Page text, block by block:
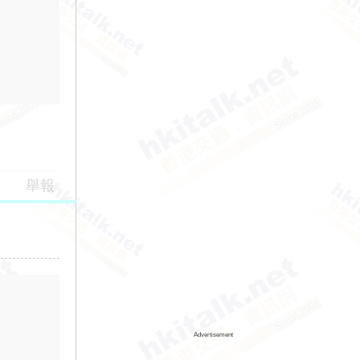
舉報
Advertisement